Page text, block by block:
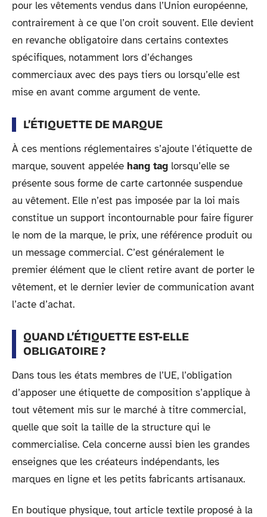
pour les vêtements vendus dans l’Union européenne,
contrairement à ce que l’on croit souvent. Elle devient
en revanche obligatoire dans certains contextes
spécifiques, notamment lors d’échanges
commerciaux avec des pays tiers ou lorsqu’elle est
mise en avant comme argument de vente.
L’ÉTIQUETTE DE MARQUE
À ces mentions réglementaires s’ajoute l’étiquette de
marque, souvent appelée hang tag lorsqu’elle se
présente sous forme de carte cartonnée suspendue
au vêtement. Elle n’est pas imposée par la loi mais
constitue un support incontournable pour faire figurer
le nom de la marque, le prix, une référence produit ou
un message commercial. C’est généralement le
premier élément que le client retire avant de porter le
vêtement, et le dernier levier de communication avant
l’acte d’achat.
QUAND L’ÉTIQUETTE EST-ELLE
OBLIGATOIRE ?
Dans tous les états membres de l’UE, l’obligation
d’apposer une étiquette de composition s’applique à
tout vêtement mis sur le marché à titre commercial,
quelle que soit la taille de la structure qui le
commercialise. Cela concerne aussi bien les grandes
enseignes que les créateurs indépendants, les
marques en ligne et les petits fabricants artisanaux.
En boutique physique, tout article textile proposé à la